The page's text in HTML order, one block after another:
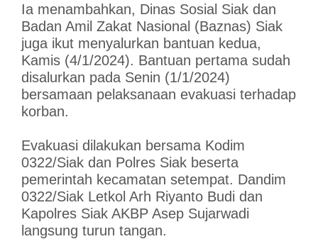
Ia menambahkan, Dinas Sosial Siak dan
Badan Amil Zakat Nasional (Baznas) Siak
juga ikut menyalurkan bantuan kedua,
Kamis (4/1/2024). Bantuan pertama sudah
disalurkan pada Senin (1/1/2024)
bersamaan pelaksanaan evakuasi terhadap
korban.
Evakuasi dilakukan bersama Kodim
0322/Siak dan Polres Siak beserta
pemerintah kecamatan setempat. Dandim
0322/Siak Letkol Arh Riyanto Budi dan
Kapolres Siak AKBP Asep Sujarwadi
langsung turun tangan.